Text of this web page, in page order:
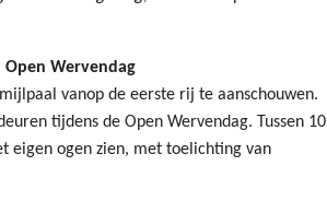
Wervendag
vanop de eerste rij te aanschouwen.
tijdens de Open Wervendag. Tussen 10
eigen ogen zien, met toelichting van